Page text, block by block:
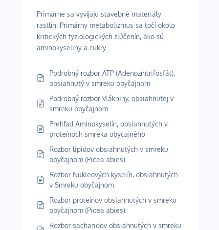
Primárne sa vyvíjajú stavebné materiály
rastlín. Primárny metabolizmus sa točí okolo
kritických fyziologických zlúčenín, ako sú
aminokyseliny a cukry.
Podrobný rozbor ATP (Adenozíntrifosfát),
obsiahnutý v smreku obyčajnom
Podrobný rozbor Vlákniny, obsiahnutej v
smreku obyčajnom
Prehľad Aminokyselín, obsiahnutých v
proteínoch smreka obyčajného
Rozbor lipidov obsiahnutých v smreku
obyčajnom (Picea abies)
Rozbor Nukleových kyselín, obsiahnutých
v Smreku obyčajnom
Rozbor proteínov obsiahnutých v smreku
obyčajnom (Picea abies):
Rozbor sacharidov obsiahnutých v smreku